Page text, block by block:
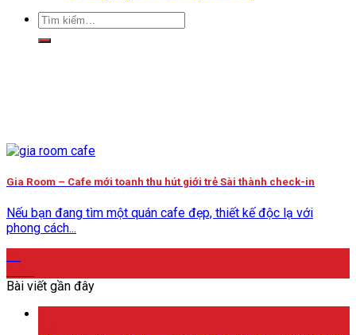
Tìm
kiếm:
Gia Room – Cafe mới toanh thu hút giới trẻ Sài thành check-in
Nếu bạn đang tìm một quán cafe đẹp, thiết kế độc lạ với
phong cách...
Bài viết gần đây